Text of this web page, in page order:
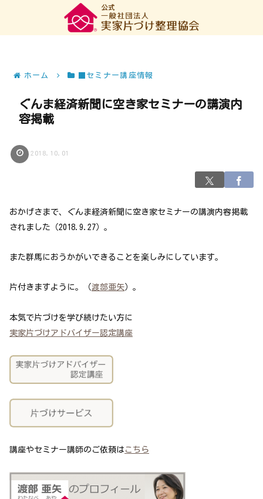
ホーム ■セミナー講座情報
ぐんま経済新聞に空き家セミナーの講演内
容掲載
2018.10.01
おかげさまで、ぐんま経済新聞に空き家セミナーの講演内容掲載
されました（2018.9.27）。
また群馬におうかがいできることを楽しみにしています。
片付きますように。（渡部亜矢）。
本気で片づけを学び続けたい方に
実家片づけアドバイザー認定講座
講座やセミナー講師のご依頼は こちら